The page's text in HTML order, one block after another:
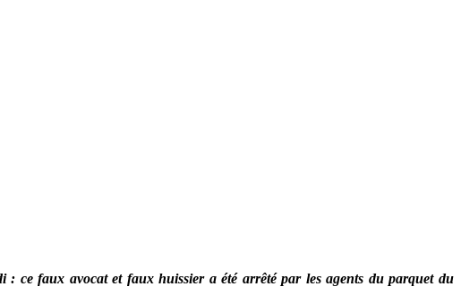
: ce faux avocat et faux huissier a été arrêté par les agents du parquet du